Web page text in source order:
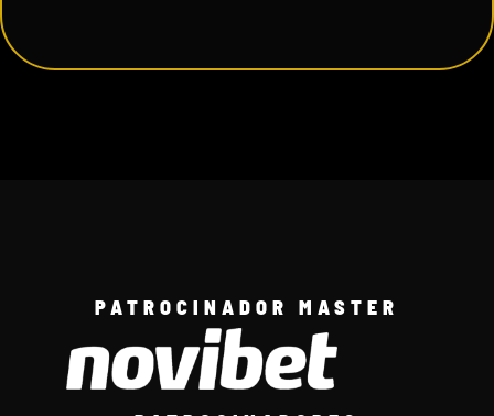
PATROCINADOR MASTER